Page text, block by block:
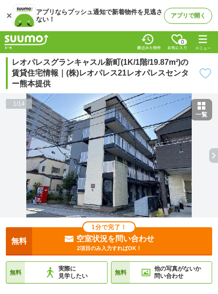
アプリならプッシュ通知で新着物件を見逃さ
ない！
アプリで開く
0
レオパレスグランキャスル新町(1K/1階/19.87m²)の
賃貸住宅情報｜(株)レオパレス21レオパレスセンタ
ー熊本提供
1/14
一覧
1分で完了！
無料 空室状況を問い合わせ
2項目のみ入力すればOK！
無料
実際に
見学したい
無料
他の写真がないか
問い合わせ